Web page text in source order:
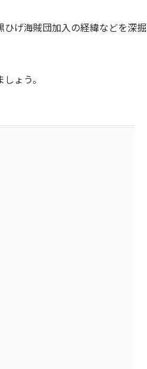
げ海賊団加入の経緯などを深掘
ょう。